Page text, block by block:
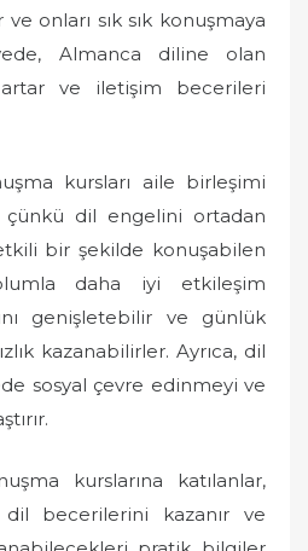
ve onları sık sık konuşmaya
Almanca diline olan
ve iletişim becerileri
kursları aile birleşimi
çünkü dil engelini ortadan
etkili bir şekilde konuşabilen
daha iyi etkileşim
genişletebilir ve günlük
kazanabilirler. Ayrıca, dil
sosyal çevre edinmeyi ve
kurslarına katılanlar,
becerilerini kazanır ve